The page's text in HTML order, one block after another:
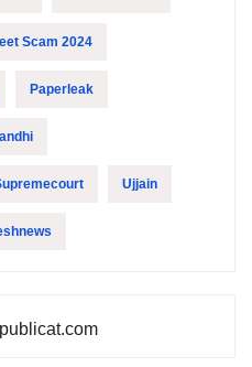
Scam 2024
Paperleak
Ujjain